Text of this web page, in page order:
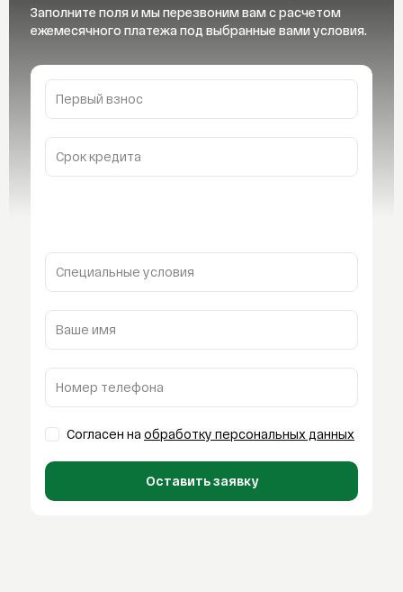
Заполните поля и мы перезвоним вам с расчетом
ежемесячного платежа под выбранные вами условия.
Первый взнос
Срок кредита
Специальные условия
Ваше имя
Номер телефона
Согласен на обработку персональных данных
Оставить заявку